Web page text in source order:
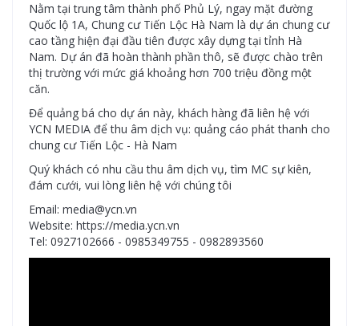
Nằm tại trung tâm thành phố Phủ Lý, ngay mặt đường
Quốc lộ 1A, Chung cư Tiến Lộc Hà Nam là dự án chung cư
cao tầng hiện đại đầu tiên được xây dựng tại tỉnh Hà
Nam. Dự án đã hoàn thành phần thô, sẽ được chào trên
thị trường với mức giá khoảng hơn 700 triệu đồng một
căn.
Để quảng bá cho dự án này, khách hàng đã liên hệ với
YCN MEDIA để thu âm dịch vụ: quảng cáo phát thanh cho
chung cư Tiến Lộc - Hà Nam
Quý khách có nhu cầu thu âm dịch vụ, tìm MC sự kiên,
đám cưới, vui lòng liên hệ với chúng tôi
Email: media@ycn.vn
Website: https://media.ycn.vn
Tel: 0927102666 - 0985349755 - 0982893560